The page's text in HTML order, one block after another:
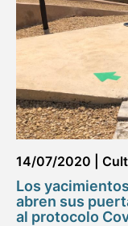
14/07/2020
Los
abren sus
al protocolo